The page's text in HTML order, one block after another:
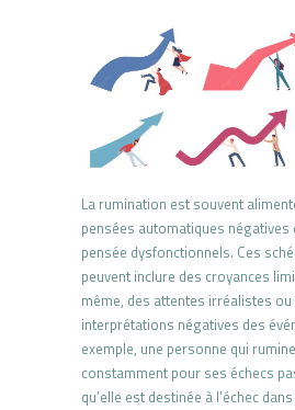
La rumination est souvent
pensées automatiques négatives
pensée dysfonctionnels. Ces
peuvent inclure des croyances
même, des attentes irréalistes ou
interprétations négatives des
exemple, une personne qui
constamment pour ses échecs
qu’elle est destinée à l’échec